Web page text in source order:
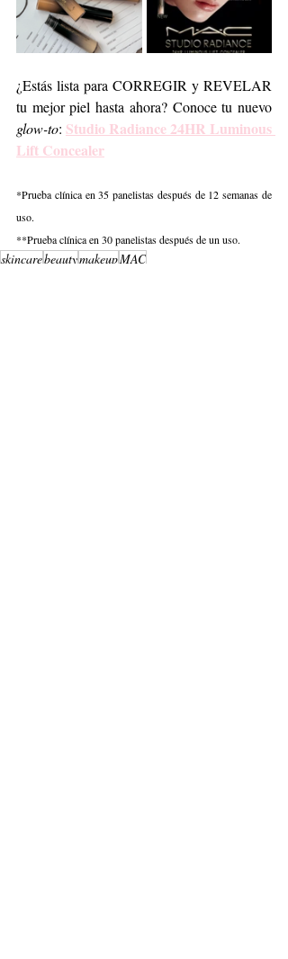
¿Estás lista para CORREGIR y REVELAR
glow-to: Studio Radiance 24HR Luminous
Lift Concealer
*Prueba clínica en 35 panelistas después de 12 semanas de
uso.
**Prueba clínica en 30 panelistas después de un uso.
skincarebeautymakeupMAC